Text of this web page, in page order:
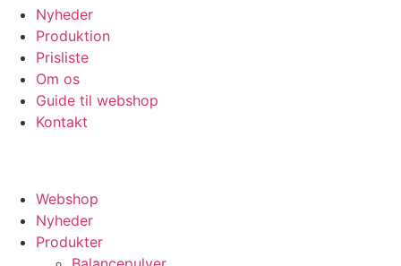
Nyheder
Produktion
Prisliste
Om os
Guide til webshop
Kontakt
Webshop
Nyheder
Produkter